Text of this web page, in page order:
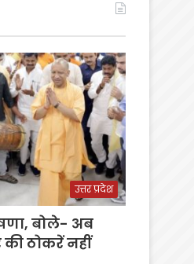
उत्तर प्रदेश
बोले- अब
ठोकरें नहीं